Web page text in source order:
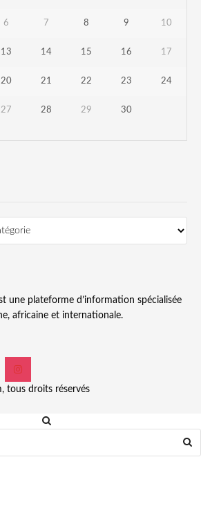
6 7 8 9 10
13 14 15 16 17
20 21 22 23 24
27 28 29 30
une plateforme d’information spécialisée
africaine et internationale.
tous droits réservés